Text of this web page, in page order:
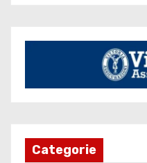
Categorie